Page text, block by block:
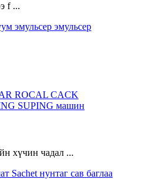
f ...
хүчин чадал ...